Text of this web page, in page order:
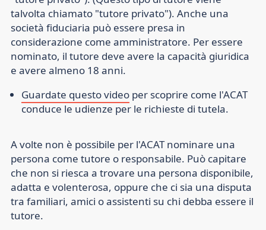
talvolta chiamato "tutore privato"). Anche una
società fiduciaria può essere presa in
considerazione come amministratore. Per essere
nominato, il tutore deve avere la capacità giuridica
e avere almeno 18 anni.
Guardate questo video per scoprire come l'ACAT
conduce le udienze per le richieste di tutela.
A volte non è possibile per l'ACAT nominare una
persona come tutore o responsabile. Può capitare
che non si riesca a trovare una persona disponibile,
adatta e volenterosa, oppure che ci sia una disputa
tra familiari, amici o assistenti su chi debba essere il
tutore.